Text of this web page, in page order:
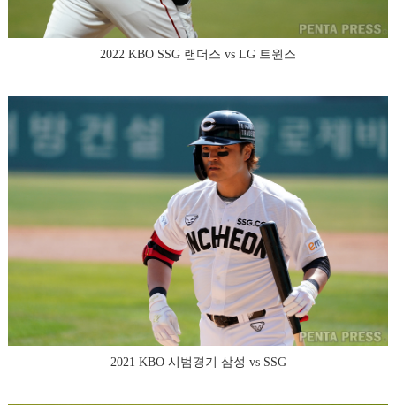
2022 KBO SSG 랜더스 vs LG 트윈스
2021 KBO 시범경기 삼성 vs SSG